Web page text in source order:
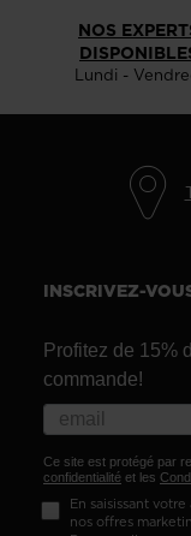
NOS
Lundi -
INSCRIVEZ-
Profitez de 15%
commande!
Ce site est protégé par
confidentialité et les
En saisissant
nos offres